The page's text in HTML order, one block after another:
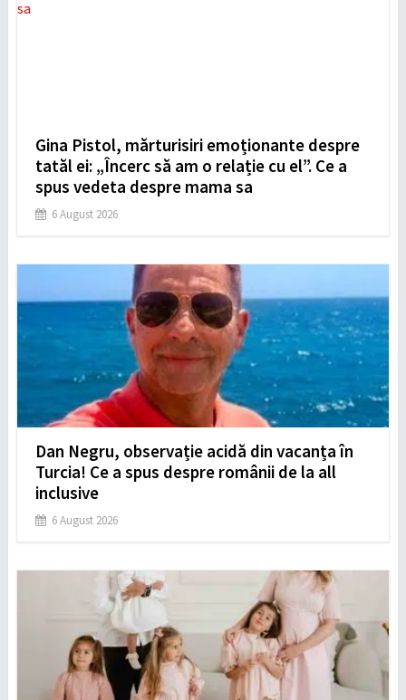
Gina Pistol, mărturisiri emoționante despre
tatăl ei: „Încerc să am o relație cu el”. Ce a
spus vedeta despre mama sa
6 August 2026
Dan Negru, observație acidă din vacanța în
Turcia! Ce a spus despre românii de la all
inclusive
6 August 2026